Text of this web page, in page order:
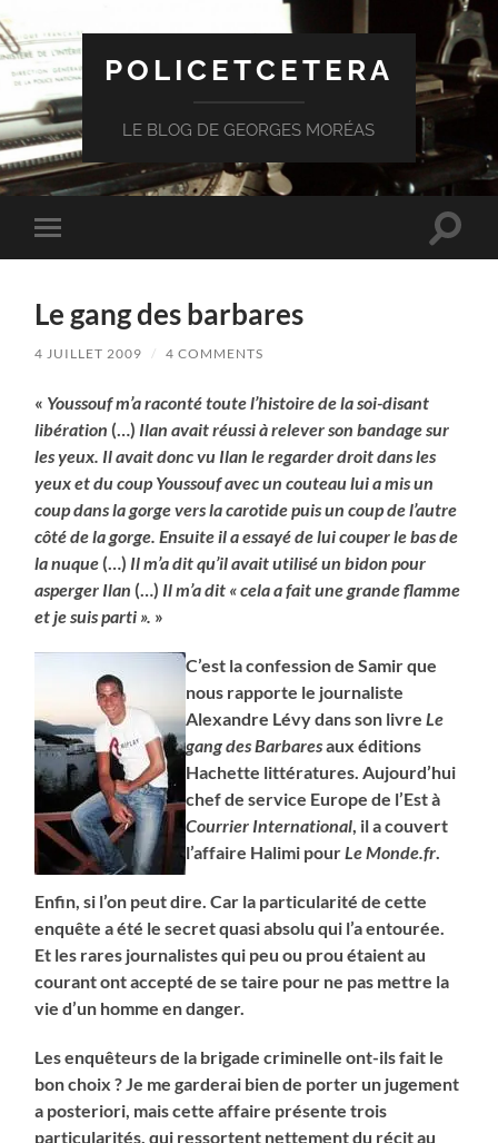
POLICETCETERA
LE BLOG DE GEORGES MORÉAS
Toggle
mobile
Toggle
Le gang des barbares
4 JUILLET 2009 / 4 COMMENTS
« Youssouf m’a raconté toute l’histoire de la soi-disant
libération(…) Ilan avait réussi à relever son bandage sur
les yeux. Il avait donc vu Ilan le regarder droit dans les
yeux et du coup Youssouf avec un couteau lui a mis un
coup dans la gorge vers la carotide puis un coup de l’autre
côté de la gorge. Ensuite il a essayé de lui couper le bas de
la nuque(…) Il m’a dit qu’il avait utilisé un bidon pour
asperger Ilan(…) Il m’a dit « cela a fait une grande flamme
et je suis parti ». »
C’est la confession de Samir que
nous rapporte le journaliste
Alexandre Lévy dans son livre Le
gang des Barbaresaux éditions
Hachette littératures. Aujourd’hui
chef de service Europe de l’Est à
Courrier International , il a couvert
l’affaire Halimi pour Le Monde.fr
Enfin, si l’on peut dire. Car la particularité de cette
enquête a été le secret quasi absolu qui l’a entourée.
Et les rares journalistes qui peu ou prou étaient au
courant ont accepté de se taire pour ne pas mettre la
vie d’un homme en danger.
Les enquêteurs de la brigade criminelle ont-ils fait le
bon choix ? Je me garderai bien de porter un jugement
a posteriori, mais cette affaire présente trois
particularités, qui ressortent nettement du récit au